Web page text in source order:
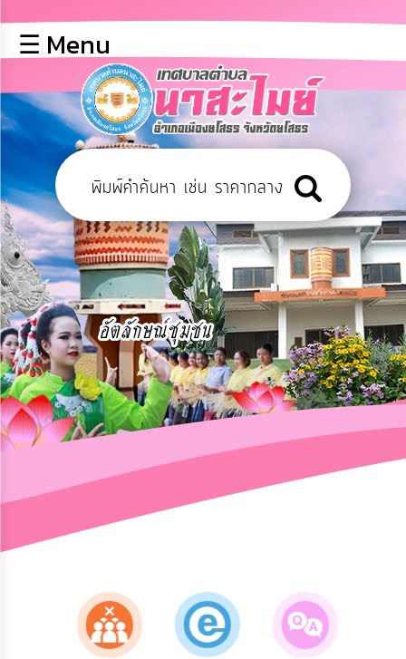
หลัก
ข้อมูล
ฐาน
บุคลากร
ข่าว
ประชาสัมพันธ์
การ
เปิด
เผย
ข้อมูล
สาธารณะ
OIT
การ
ปฏิสัมพันธ์
ความ
ยุทธศาสตร์/
☰ Menu